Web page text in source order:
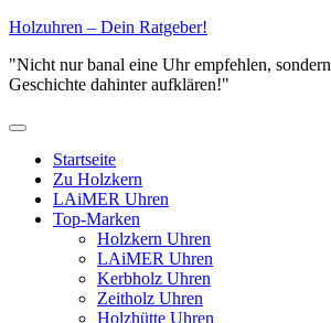
Zum
springen
Holzuhren – Dein Ratgeber!
"Nicht nur banal eine Uhr empfehlen,
Geschichte dahinter aufklären!"
Primäres
Startseite
Zu Holzkern
LAiMER Uhren
Top-Marken
Holzkern Uhren
LAiMER Uhren
Kerbholz Uhren
Zeitholz Uhren
Holzhütte Uhren